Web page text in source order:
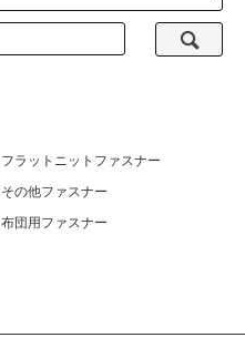
フラットニットファスナー
その他ファスナー
布団用ファスナー